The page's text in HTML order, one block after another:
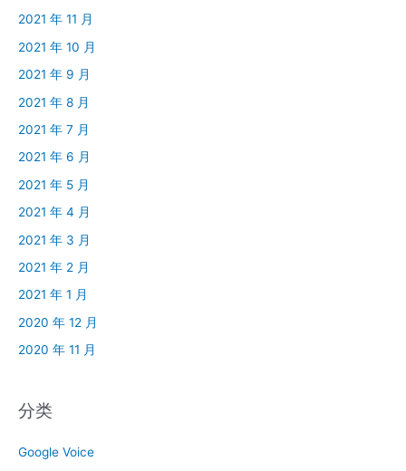
2021 年 11 月
2021 年 10 月
2021 年 9 月
2021 年 8 月
2021 年 7 月
2021 年 6 月
2021 年 5 月
2021 年 4 月
2021 年 3 月
2021 年 2 月
2021 年 1 月
2020 年 12 月
2020 年 11 月
分类
Google Voice